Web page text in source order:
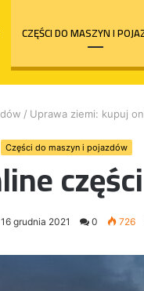
CZĘŚCI DO MASZYN I
/ Uprawa ziemi: kupuj
Części do maszyn i pojazdów
16 grudnia 2021 0 726